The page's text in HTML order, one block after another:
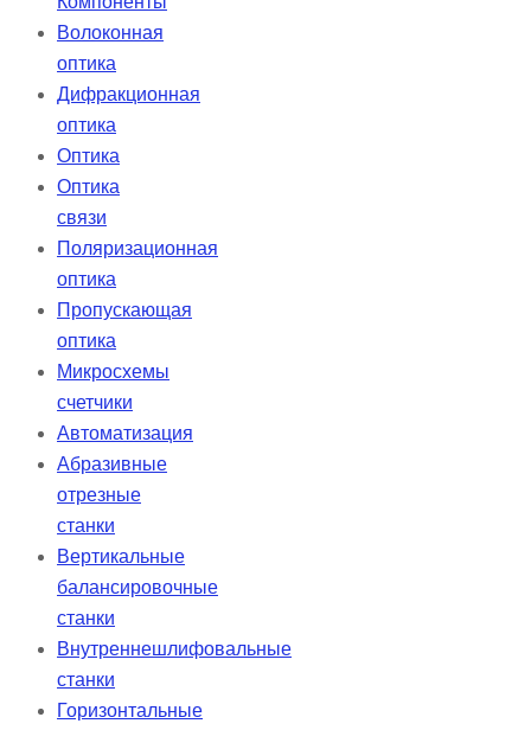
Волоконная
оптика
Дифракционная
оптика
Оптика
Оптика
связи
Поляризационная
оптика
Пропускающая
оптика
Микросхемы
счетчики
Автоматизация
Абразивные
отрезные
станки
Вертикальные
балансировочные
станки
Внутреннешлифовальные
станки
Горизонтальные